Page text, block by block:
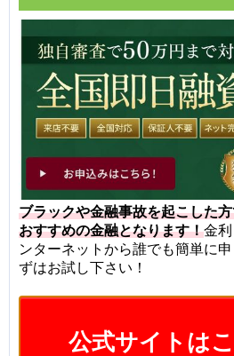
ブラックや金融事故を起こした
おすすめの金融となります！金
ンターネットから誰でも簡単に
ずはお試し下さい！
公式サイトは